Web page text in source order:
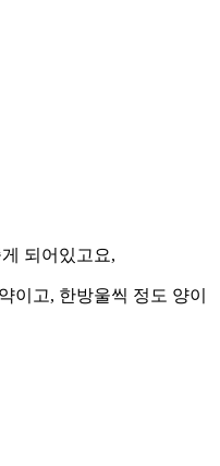
되어있고요,
이고, 한방울씩 정도 양이